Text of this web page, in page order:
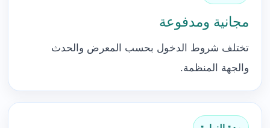
مجانية ومدفوعة
تختلف شروط الدخول بحسب المعرض والحدث
والجهة المنظمة.